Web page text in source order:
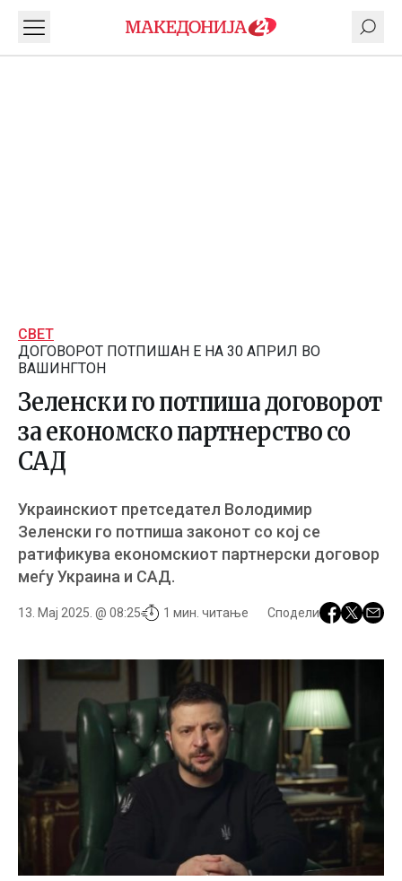
СВЕТ
ДОГОВОРОТ ПОТПИШАН E НА 30 АПРИЛ ВО
ВАШИНГТОН
Зеленски го потпиша договорот
за економско партнерство со
САД
Украинскиот претседател Володимир
Зеленски го потпиша законот со кој се
ратификува економскиот партнерски договор
меѓу Украина и САД.
13. Мај 2025. @ 08:25 1 мин. читање Сподели